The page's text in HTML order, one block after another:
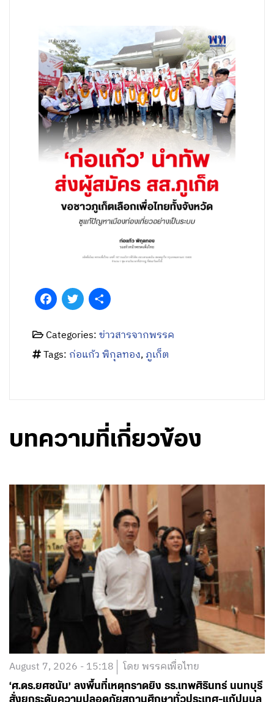
FacebookTwitter
Categories:ข่าวสารจากพรรค
Tags: ก่อแก้ว พิกุลทอง,ภูเก็ต
บทความที่เกี่ยวข้อง
August 7, 2026 - 15:18 โดย พรรคเพื่อไทย
‘ศ.ดร.ยศชนัน’ ลงพื้นที่เหตุกราดยิง รร.เทพศิรินทร์ นนทบุรี
สั่งยกระดับความปลอดภัยสถานศึกษาทั่วประเทศ-แก้ปมบูล